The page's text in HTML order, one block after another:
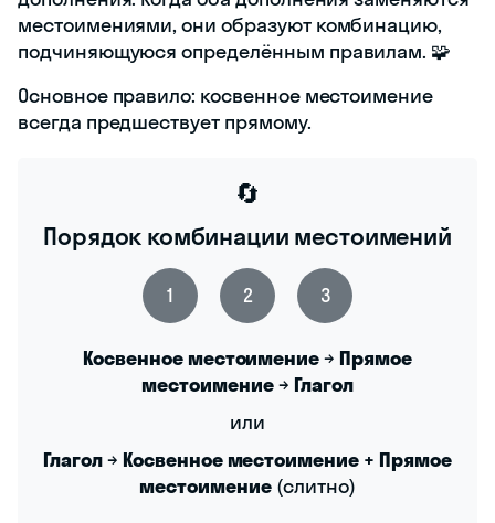
местоимениями, они образуют комбинацию,
подчиняющуюся определённым правилам. 🧩
Основное правило: косвенное местоимение
всегда предшествует прямому.
🔄
Порядок комбинации местоимений
1 2 3
Косвенное местоимение→Прямое
местоимение→ Глагол
или
Глагол→Косвенное местоимение + Прямое
местоимение(слитно)